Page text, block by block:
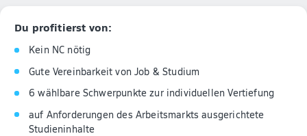
Du profitierst von:
Kein NC nötig
Gute Vereinbarkeit von Job & Studium
6 wählbare Schwerpunkte zur individuellen Vertiefung
auf Anforderungen des Arbeitsmarkts ausgerichtete
Studieninhalte